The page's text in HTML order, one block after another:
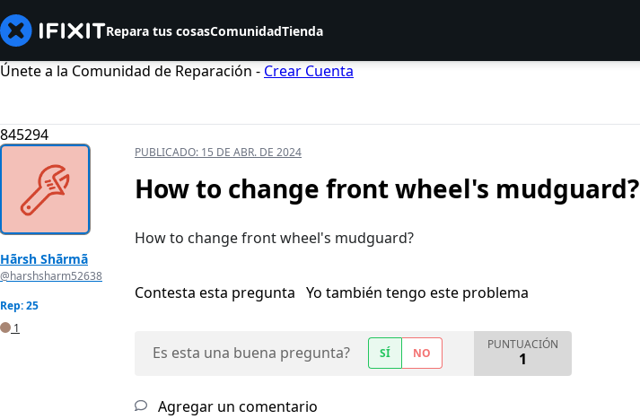
Repara tus cosasComunidadTienda
Únete a la Comunidad de Reparación - Crear Cuenta
845294
Hãrsh Shãrmã
@harshsharm52638
Rep: 25
1
PUBLICADO: 15 DE ABR. DE 2024
How to change front wheel's mudguard?
How to change front wheel's mudguard?
Contesta esta pregunta Yo también tengo este problema
Es esta una buena pregunta? SÍ NO
PUNTUACIÓN
1
Agregar un comentario